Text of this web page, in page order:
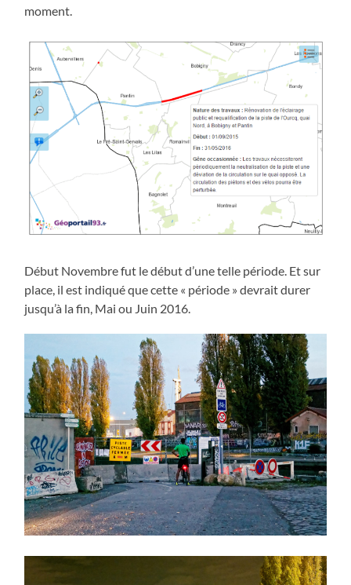
moment.
Début Novembre fut le début d’une telle période. Et sur
place, il est indiqué que cette « période » devrait durer
jusqu’à la fin, Mai ou Juin 2016.